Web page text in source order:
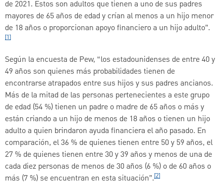
de 2021. Estos son adultos que tienen a uno de sus padres
mayores de 65 años de edad y crían al menos a un hijo menor
de 18 años o proporcionan apoyo financiero a un hijo adulto”.
[1]
Según la encuesta de Pew, “los estadounidenses de entre 40 y
49 años son quienes más probabilidades tienen de
encontrarse atrapados entre sus hijos y sus padres ancianos.
Más de la mitad de las personas pertenecientes a este grupo
de edad (54 %) tienen un padre o madre de 65 años o más y
están criando a un hijo de menos de 18 años o tienen un hijo
adulto a quien brindaron ayuda financiera el año pasado. En
comparación, el 36 % de quienes tienen entre 50 y 59 años, el
27 % de quienes tienen entre 30 y 39 años y menos de una de
cada diez personas de menos de 30 años (6 %) o de 60 años o
más (7 %) se encuentran en esta situación”.[2]